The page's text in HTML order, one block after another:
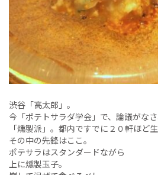
渋谷「高太郎」。
今「ポテトサラダ学会」で、論議がなさ
「燻製派」。都内ですでに２０軒ほど
その中の先鋒はここ。
ポテサラはスタンダードながら
上に燻製玉子。